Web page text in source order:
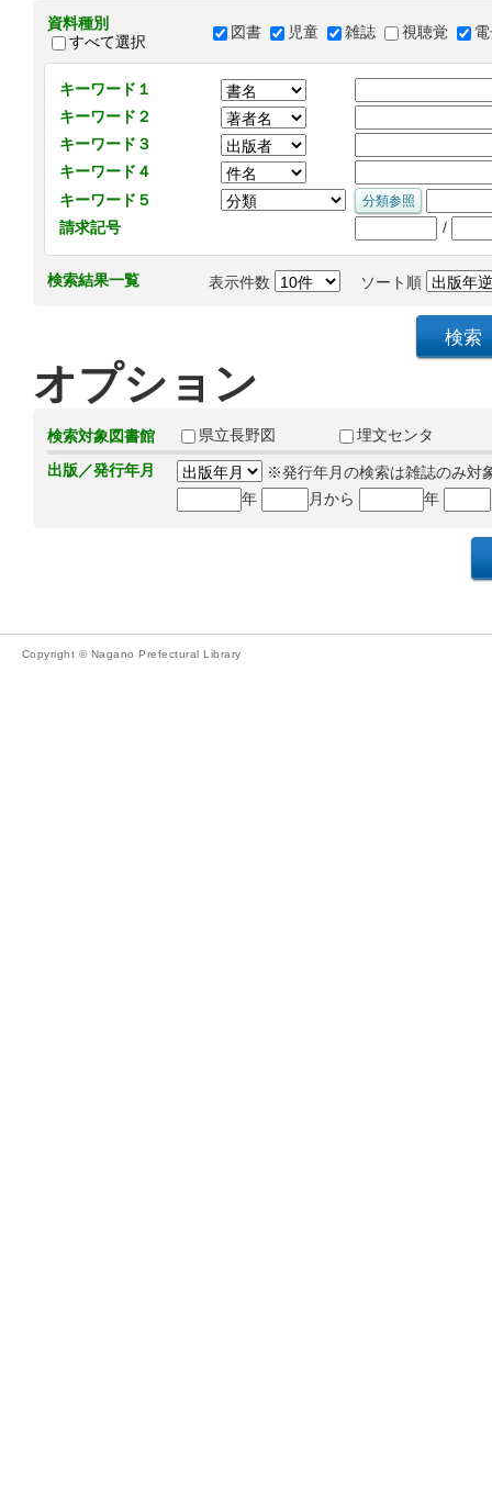
資料種別
すべて選択
図書 児童 雑誌 視聴覚
キーワード１
キーワード２
キーワード３
キーワード４
キーワード５
請求記号
/
検索結果一覧 表示件数 ソート順
オプション
検索対象図書館 県立長野図
埋文センタ
出版／発行年月
※発行年月の検索は雑誌のみ対
年
月から 年
Copyright © Nagano Prefectural Library